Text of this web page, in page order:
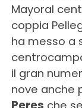
Mayoral
coppia
ha messo a
il gran
nove anche